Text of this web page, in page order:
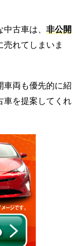
古車は、 非公開
売れてしまいま
車両も優先的に紹
車を提案してくれ